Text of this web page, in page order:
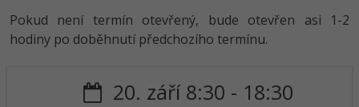
Pokud není termín otevřený, bude otevřen asi 1-2
hodiny po doběhnutí předchozího termínu.
20. září 8:30 - 18:30